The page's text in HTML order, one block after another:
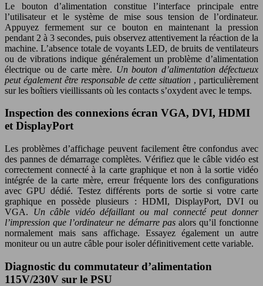
Le bouton d’alimentation constitue l’interface principale entre
l’utilisateur et le système de mise sous tension de l’ordinateur.
Appuyez fermement sur ce bouton en maintenant la pression
pendant 2 à 3 secondes, puis observez attentivement la réaction de la
machine. L’absence totale de voyants LED, de bruits de ventilateurs
ou de vibrations indique généralement un problème d’alimentation
électrique ou de carte mère. Un bouton d’alimentation défectueux
peut également être responsable de cette situation , particulièrement
sur les boîtiers vieillissants où les contacts s’oxydent avec le temps.
Inspection des connexions écran VGA, DVI, HDMI
et DisplayPort
Les problèmes d’affichage peuvent facilement être confondus avec
des pannes de démarrage complètes. Vérifiez que le câble vidéo est
correctement connecté à la carte graphique et non à la sortie vidéo
intégrée de la carte mère, erreur fréquente lors des configurations
avec GPU dédié. Testez différents ports de sortie si votre carte
graphique en possède plusieurs : HDMI, DisplayPort, DVI ou
VGA. Un câble vidéo défaillant ou mal connecté peut donner
l’impression que l’ordinateur ne démarre pas alors qu’il fonctionne
normalement mais sans affichage. Essayez également un autre
moniteur ou un autre câble pour isoler définitivement cette variable.
Diagnostic du commutateur d’alimentation
115V/230V sur le PSU